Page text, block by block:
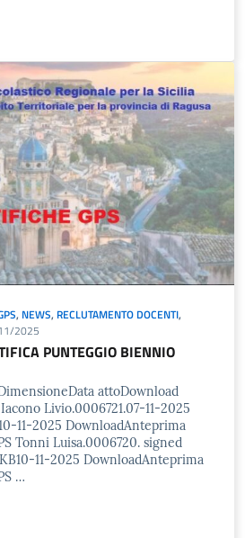
, NEWS, RECLUTAMENTO DOCENTI,
2025
PUNTEGGIO BIENNIO
attoDownload
Livio.0006721.07-11-2025
11-2025 DownloadAnteprima
Tonni Luisa.0006720. signed
11-2025 DownloadAnteprima
…